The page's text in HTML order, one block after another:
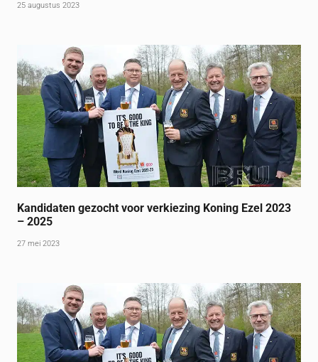
25 augustus 2023
Kandidaten gezocht voor verkiezing Koning Ezel 2023
– 2025
27 mei 2023